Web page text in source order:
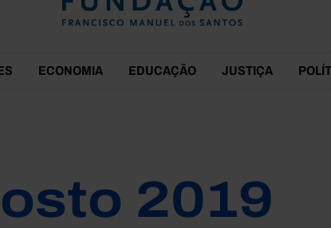
ECONOMIA EDUCAÇÃO JUSTIÇA
2019